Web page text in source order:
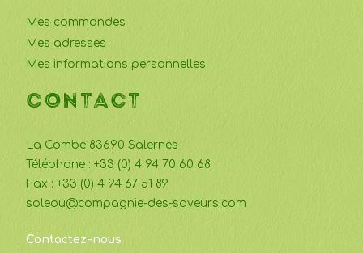
Mes commandes
Mes adresses
Mes informations personnelles
CONTACT
La Combe 83690 Salernes
Téléphone : +33 (0) 4 94 70 60 68
Fax : +33 (0) 4 94 67 51 89
soleou@compagnie-des-saveurs.com
Contactez-nous